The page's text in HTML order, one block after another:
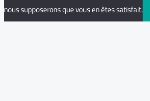
nous supposerons que vous en êtes satisfait.